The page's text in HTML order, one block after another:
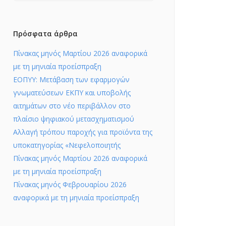
Πρόσφατα άρθρα
Πίνακας μηνός Μαρτίου 2026 αναφορικά
με τη μηνιαία προείσπραξη
ΕΟΠΥΥ: Μετάβαση των εφαρμογών
γνωματεύσεων ΕΚΠΥ και υποβολής
αιτημάτων στο νέο περιβάλλον στο
πλαίσιο ψηφιακού μετασχηματισμού
Αλλαγή τρόπου παροχής για προϊόντα της
υποκατηγορίας «Νεφελοποιητής
Πίνακας μηνός Μαρτίου 2026 αναφορικά
με τη μηνιαία προείσπραξη
Πίνακας μηνός Φεβρουαρίου 2026
αναφορικά με τη μηνιαία προείσπραξη